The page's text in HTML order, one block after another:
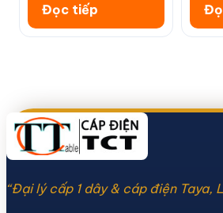
Đọc tiếp
“Đại lý cấp 1 dây & cáp điện Taya,